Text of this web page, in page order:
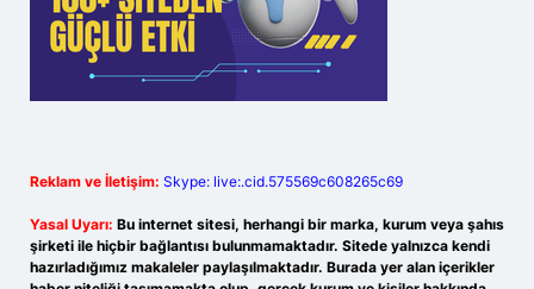
Reklam ve İletişim: Skype: live:.cid.575569c608265c69
Yasal Uyarı: Bu internet sitesi, herhangi bir marka, kurum veya şahıs
şirketi ile hiçbir bağlantısı bulunmamaktadır. Sitede yalnızca kendi
hazırladığımız makaleler paylaşılmaktadır. Burada yer alan içerikler